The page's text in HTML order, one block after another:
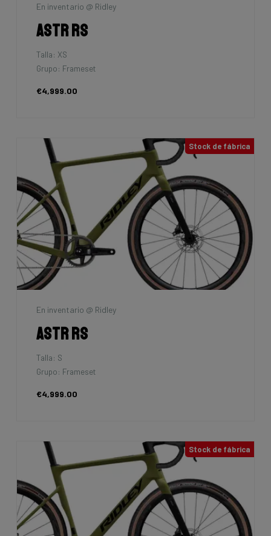
En inventario @ Ridley
Astr RS
Talla: XS
Grupo: Frameset
€4,999.00
Stock de fábrica
En inventario @ Ridley
Astr RS
Talla: S
Grupo: Frameset
€4,999.00
Stock de fábrica